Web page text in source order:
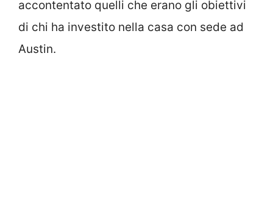
accontentato quelli che erano gli obiettivi
di chi ha investito nella casa con sede ad
Austin.